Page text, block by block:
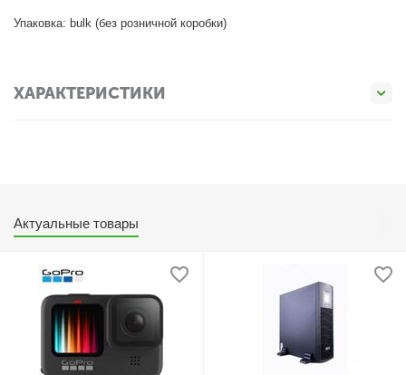
Упаковка: bulk (без розничной коробки)
ХАРАКТЕРИСТИКИ
Актуальные товары